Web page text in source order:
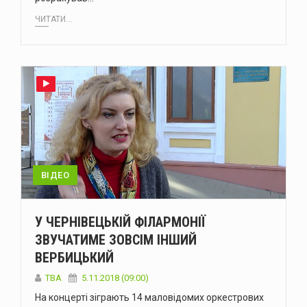
ЧИТАТИ...
ВІДЕО
У ЧЕРНІВЕЦЬКІЙ ФІЛАРМОНІЇ
ЗВУЧАТИМЕ ЗОВСІМ ІНШИЙ
ВЕРБИЦЬКИЙ
TBA 5.11.2018 (09:00)
На концерті зіграють 14 маловідомих оркестрових